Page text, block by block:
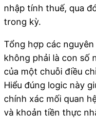
nhập tính thuế, qua
trong kỳ.
Tổng hợp các
không phải là con số
của một chuỗi điều
Hiểu đúng logic này
chính xác mối quan
và khoản tiền thực